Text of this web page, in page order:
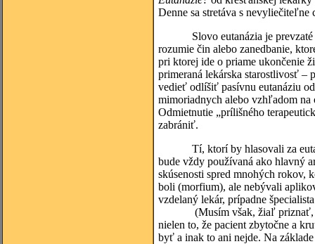
Denne sa stretáva s
Slovo eutanázia je prevzaté z
rozumie čin alebo zanedbanie,
pri ktorej ide o priame ukončenie
primeraná lekárska starostlivosť
vedieť odlíšiť pasívnu eutanáziu
mimoriadnych alebo vzhľadom na
Odmietnutie „prílišného
zabrániť.
Tí, ktorí by hlasovali za
bude vždy používaná ako hlavný
skúsenosti spred mnohých rokov,
boli (morfium), ale nebývali
vzdelaný lekár, prípadne
(Musím však, žiaľ priznať, že
nielen to, že pacient zbytočne a
byť a inak to ani nejde. Na